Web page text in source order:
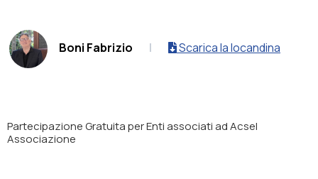
Boni Fabrizio
| Scarica la locandina
PartecipazioneGratuitaper Enti associati ad Acsel
Associazione